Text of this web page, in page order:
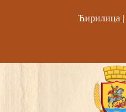
Ћирилица |